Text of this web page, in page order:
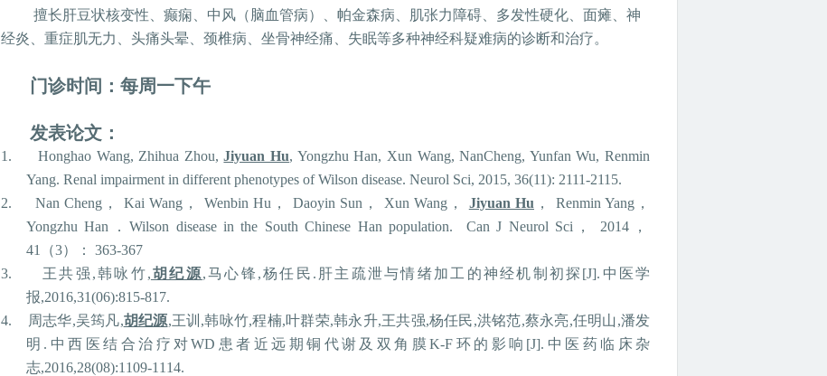
擅长肝豆状核变性、癫痫、中风（脑血管病）、帕金森病、肌张力障碍、多发性硬化、面瘫、神
经炎、重症肌无力、头痛头晕、颈椎病、坐骨神经痛、失眠等多种神经科疑难病的诊断和治疗。
门诊时间：每周一下午
发表论文：
1. Honghao Wang, Zhihua Zhou,Jiyuan Hu, Yongzhu Han, Xun Wang, NanCheng, Yunfan Wu, Renmin
Yang. Renal impairment in different phenotypes ofWilson disease. Neurol Sci, 2015, 36(11): 2111-2115.
2.
Nan Cheng ， Kai Wang ， Wenbin Hu ， Daoyin Sun ， Xun Wang ， Jiyuan Hu ， Renmin Yang，
Yongzhu Han ．Wilson disease in the South Chinese Han population. Can J Neurol Sci ， 2014 ，
41
（3）：
363-367
3.
王共强 ,韩咏竹,胡纪源,马心锋 ,杨任民 . 肝主疏泄与情绪加工的神经机制初探 [J]. 中医学
报,2016,31(06):815-817.
4.
周志华,吴筠凡,胡纪源,王训 ,韩咏竹,程楠,叶群荣,韩永升,王共强,杨任民,洪铭范,蔡永亮,任明山,潘发
明 . 中西医结合治疗对WD 患者近远期铜代谢及双角膜K-F 环的影响 [J]. 中医药临床杂
志,2016,28(08):1109-1114.